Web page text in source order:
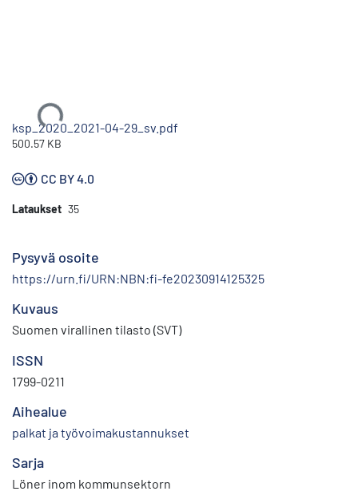
Ladataan...
ksp_2020_2021-04-29_sv.pdf
500.57 KB
CC BY 4.0
Lataukset 35
Pysyvä osoite
https://urn.fi/URN:NBN:fi-fe20230914125325
Kuvaus
Suomen virallinen tilasto (SVT)
ISSN
1799-0211
Aihealue
palkat ja työvoimakustannukset
Sarja
Löner inom kommunsektorn